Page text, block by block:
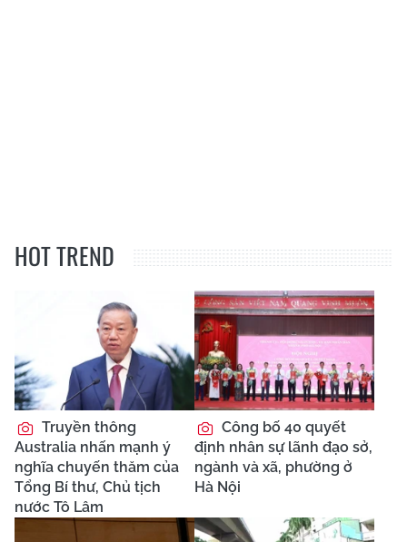
HOT TREND
Truyền thông
Australia nhấn mạnh ý
nghĩa chuyến thăm của
Tổng Bí thư, Chủ tịch
nước Tô Lâm
Công bố 40 quyết
định nhân sự lãnh đạo sở,
ngành và xã, phường ở
Hà Nội